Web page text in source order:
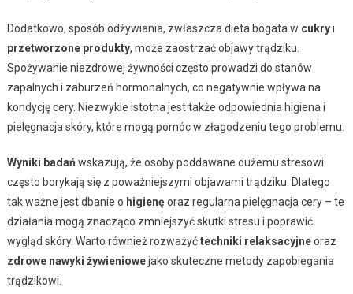
Dodatkowo, sposób odżywiania, zwłaszcza dieta bogata w cukryi
przetworzone produkty, może zaostrzać objawy trądziku.
Spożywanie niezdrowej żywności często prowadzi do stanów
zapalnych i zaburzeń hormonalnych, co negatywnie wpływa na
kondycję cery. Niezwykle istotna jest także odpowiednia higiena i
pielęgnacja skóry, które mogą pomóc w złagodzeniu tego problemu.
Wyniki badań wskazują, że osoby poddawane dużemu stresowi
często borykają się z poważniejszymi objawami trądziku. Dlatego
tak ważne jest dbanie o higienęoraz regularna pielęgnacja cery – te
działania mogą znacząco zmniejszyć skutki stresu i poprawić
wygląd skóry. Warto również rozważyćtechniki relaksacyjneoraz
zdrowe nawyki żywieniowejako skuteczne metody zapobiegania
trądzikowi.